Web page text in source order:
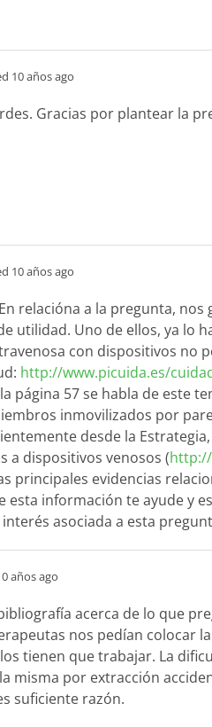
10 años ago
Gracias por plantear la
10 años ago
relacióna a la pregunta,
utilidad. Uno de ellos, ya lo
con dispositivos no
http://www.picuida.es/
página 57 se habla de este
inmovilizados por
desde la
a dispositivos venosos (
principales evidencias
esta información te ayude y
asociada a esta
años ago
acerca de lo que
nos pedían colocar
tienen que trabajar. La
misma por extracción
suficiente razón.